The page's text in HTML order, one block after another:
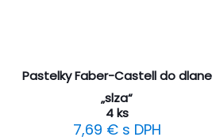
Pastelky Faber-Castell do dlane
„slza“
4 ks
7,69 €s DPH